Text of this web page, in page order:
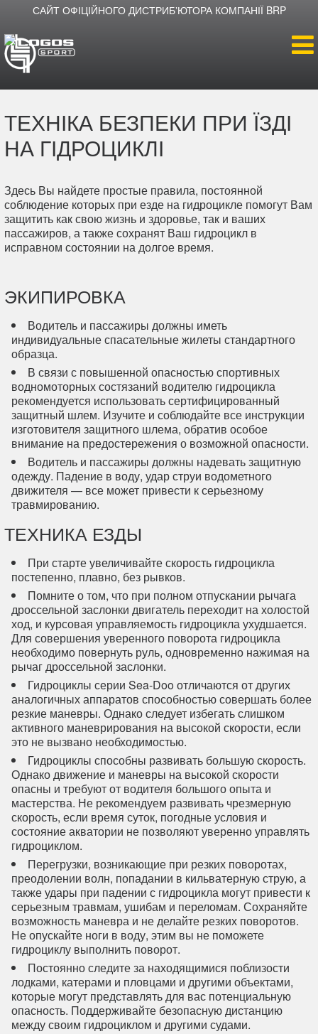
САЙТ ОФІЦІЙНОГО ДИСТРИБʼЮТОРА КОМПАНІЇ BRP
Продукція
Про компанію
Дилери
ТЕХНІКА БЕЗПЕКИ ПРИ ЇЗДІ
НА ГІДРОЦИКЛІ
Здесь Вы найдете простые правила, постоянной
соблюдение которых при езде на гидроцикле помогут Вам
защитить как свою жизнь и здоровье, так и ваших
пассажиров, а также сохранят Ваш гидроцикл в
исправном состоянии на долгое время.
ЭКИПИРОВКА
Водитель и пассажиры должны иметь
индивидуальные спасательные жилеты стандартного
образца.
В связи с повышенной опасностью спортивных
водномоторных состязаний водителю гидроцикла
рекомендуется использовать сертифицированный
защитный шлем. Изучите и соблюдайте все инструкции
изготовителя защитного шлема, обратив особое
внимание на предостережения о возможной опасности.
Водитель и пассажиры должны надевать защитную
одежду. Падение в воду, удар струи водометного
движителя — все может привести к серьезному
травмированию.
ТЕХНИКА ЕЗДЫ
При старте увеличивайте скорость гидроцикла
постепенно, плавно, без рывков.
Помните о том, что при полном отпускании рычага
дроссельной заслонки двигатель переходит на холостой
ход, и курсовая управляемость гидроцикла ухудшается.
Для совершения уверенного поворота гидроцикла
необходимо повернуть руль, одновременно нажимая на
рычаг дроссельной заслонки.
Гидроциклы серии Sea-Doo отличаются от других
аналогичных аппаратов способностью совершать более
резкие маневры. Однако следует избегать слишком
активного маневрирования на высокой скорости, если
это не вызвано необходимостью.
Гидроциклы способны развивать большую скорость.
Однако движение и маневры на высокой скорости
опасны и требуют от водителя большого опыта и
мастерства. Не рекомендуем развивать чрезмерную
скорость, если время суток, погодные условия и
состояние акватории не позволяют уверенно управлять
гидроциклом.
Перегрузки, возникающие при резких поворотах,
преодолении волн, попадании в кильватерную струю, а
также удары при падении с гидроцикла могут привести к
серьезным травмам, ушибам и переломам. Сохраняйте
возможность маневра и не делайте резких поворотов.
Не опускайте ноги в воду, этим вы не поможете
гидроциклу выполнить поворот.
Постоянно следите за находящимися поблизости
лодками, катерами и пловцами и другими объектами,
которые могут представлять для вас потенциальную
опасность. Поддерживайте безопасную дистанцию
между своим гидроциклом и другими судами.